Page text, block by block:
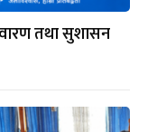
तथा सुशासन